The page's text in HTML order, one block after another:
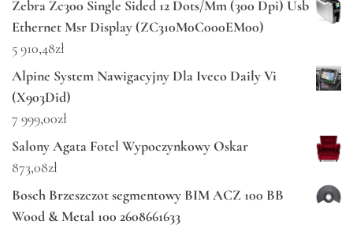
Zebra Zc300 Single Sided 12 Dots/Mm (300 Dpi) Usb
Ethernet Msr Display (ZC310M0C000EM00)
5 910,48zł
Alpine System Nawigacyjny Dla Iveco Daily Vi
(X903Did)
7 999,00zł
Salony Agata Fotel Wypoczynkowy Oskar
873,08zł
Bosch Brzeszczot segmentowy BIM ACZ 100 BB
Wood & Metal 100 2608661633